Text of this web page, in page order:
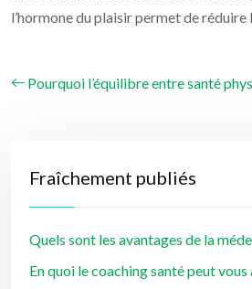
l’hormone du plaisir permet de
Pourquoi l’équilibre entre santé
Fraîchement publiés
Quels sont les avantages de la
En quoi le coaching santé peut